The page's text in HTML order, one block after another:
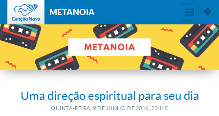
METANOIA
Uma direção espiritual para seu dia
QUINTA-FEIRA, 9 DE JUNHO DE 2016, 23H45